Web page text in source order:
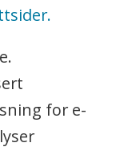
for e-